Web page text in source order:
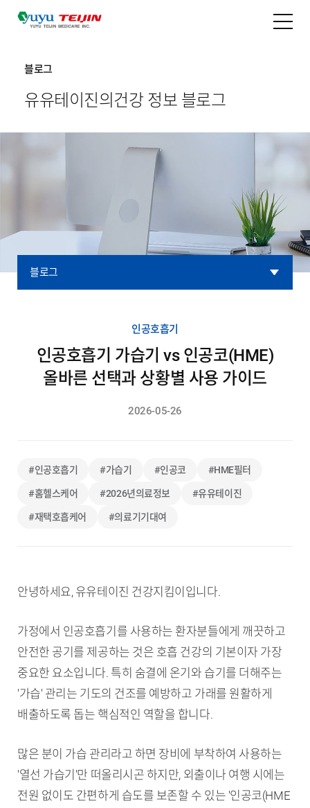
블로그
유유테이진의 건강 정보 블로그
블로그
인공호흡기
인공호흡기 가습기 vs 인공코(HME)
올바른 선택과 상황별 사용 가이드
2026-05-26
#인공호흡기 #가습기 #인공코 #HME필터
#홈헬스케어 #2026년의료정보 #유유테이진
#재택호흡케어 #의료기기대여
안녕하세요, 유유테이진 건강지킴이입니다.
가정에서 인공호흡기를 사용하는 환자분들에게 깨끗하고
안전한 공기를 제공하는 것은 호흡 건강의 기본이자 가장
중요한 요소입니다. 특히 숨결에 온기와 습기를 더해주는
'가습' 관리는 기도의 건조를 예방하고 가래를 원활하게
배출하도록 돕는 핵심적인 역할을 합니다.
많은 분이 가습 관리라고 하면 장비에 부착하여 사용하는
'열선 가습기'만 떠올리시곤 하지만, 외출이나 여행 시에는
전원 없이도 간편하게 습도를 보존할 수 있는 '인공코(HME